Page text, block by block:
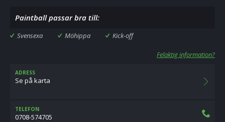
Paintball passar bra till:
Svensexa Möhippa Kick-off
Felaktig information?
ADRESS
Se på karta
TELEFON
0708-574705